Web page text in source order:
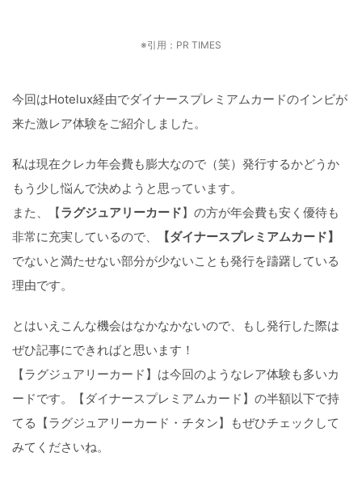
※引用：PR TIMES
今回はHotelux経由でダイナースプレミアムカードのインビが
来た激レア体験をご紹介しました。
私は現在クレカ年会費も膨大なので（笑）発行するかどうか
もう少し悩んで決めようと思っています。
また、【ラグジュアリーカード】の方が年会費も安く優待も
非常に充実しているので、
【ダイナースプレミアムカード】
でないと満たせない部分が少ないことも発行を躊躇している
理由です。
とはいえこんな機会はなかなかないので、もし発行した際は
ぜひ記事にできればと思います！
【ラグジュアリーカード】は今回のようなレア体験も多いカ
ードです。【ダイナースプレミアムカード】の半額以下で持
てる【ラグジュアリーカード・チタン】もぜひチェックして
みてくださいね。